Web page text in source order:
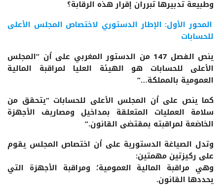
وطبيعة تدبيرها تبرران إقرار هذه الرقابة؟
المحور الأول: الإطار الدستوري لاختصاص المجلس الأعلى
للحسابات
ينص الفصل 147 من الدستور المغربي على أن “المجلس
الأعلى للحسابات هو الهيئة العليا لمراقبة المالية
العمومية بالمملكة…”
كما ينص على أن المجلس الأعلى للحسابات “يتحقق من
سلامة العمليات المتعلقة بمداخيل ومصاريف الأجهزة
الخاضعة لمراقبته بمقتضى القانون.”
وتدل الصياغة الدستورية على أن اختصاص المجلس يقوم
على ركيزتين مهمتين:
وهي مراقبة المالية العمومية؛ ومراقبة الأجهزة التي
يحددها القانون.